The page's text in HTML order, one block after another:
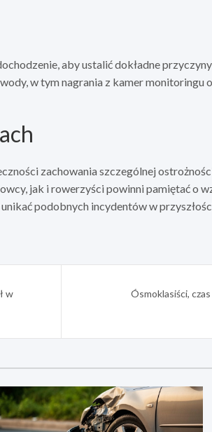
aby ustalić dokładne
w tym nagrania z kamer monitoringu
zachowania szczególnej
jak i rowerzyści powinni pamiętać o
podobnych incydentów w
w
Ósmoklasiści,